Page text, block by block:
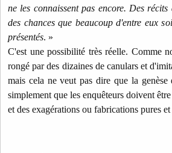
ne les connaissent pas encore. Des
des chances que beaucoup d'entre eux
présentés. »
C'est une possibilité très réelle. Comme
rongé par des dizaines de canulars et
mais cela ne veut pas dire que la
simplement que les enquêteurs doivent
et des exagérations ou fabrications pures